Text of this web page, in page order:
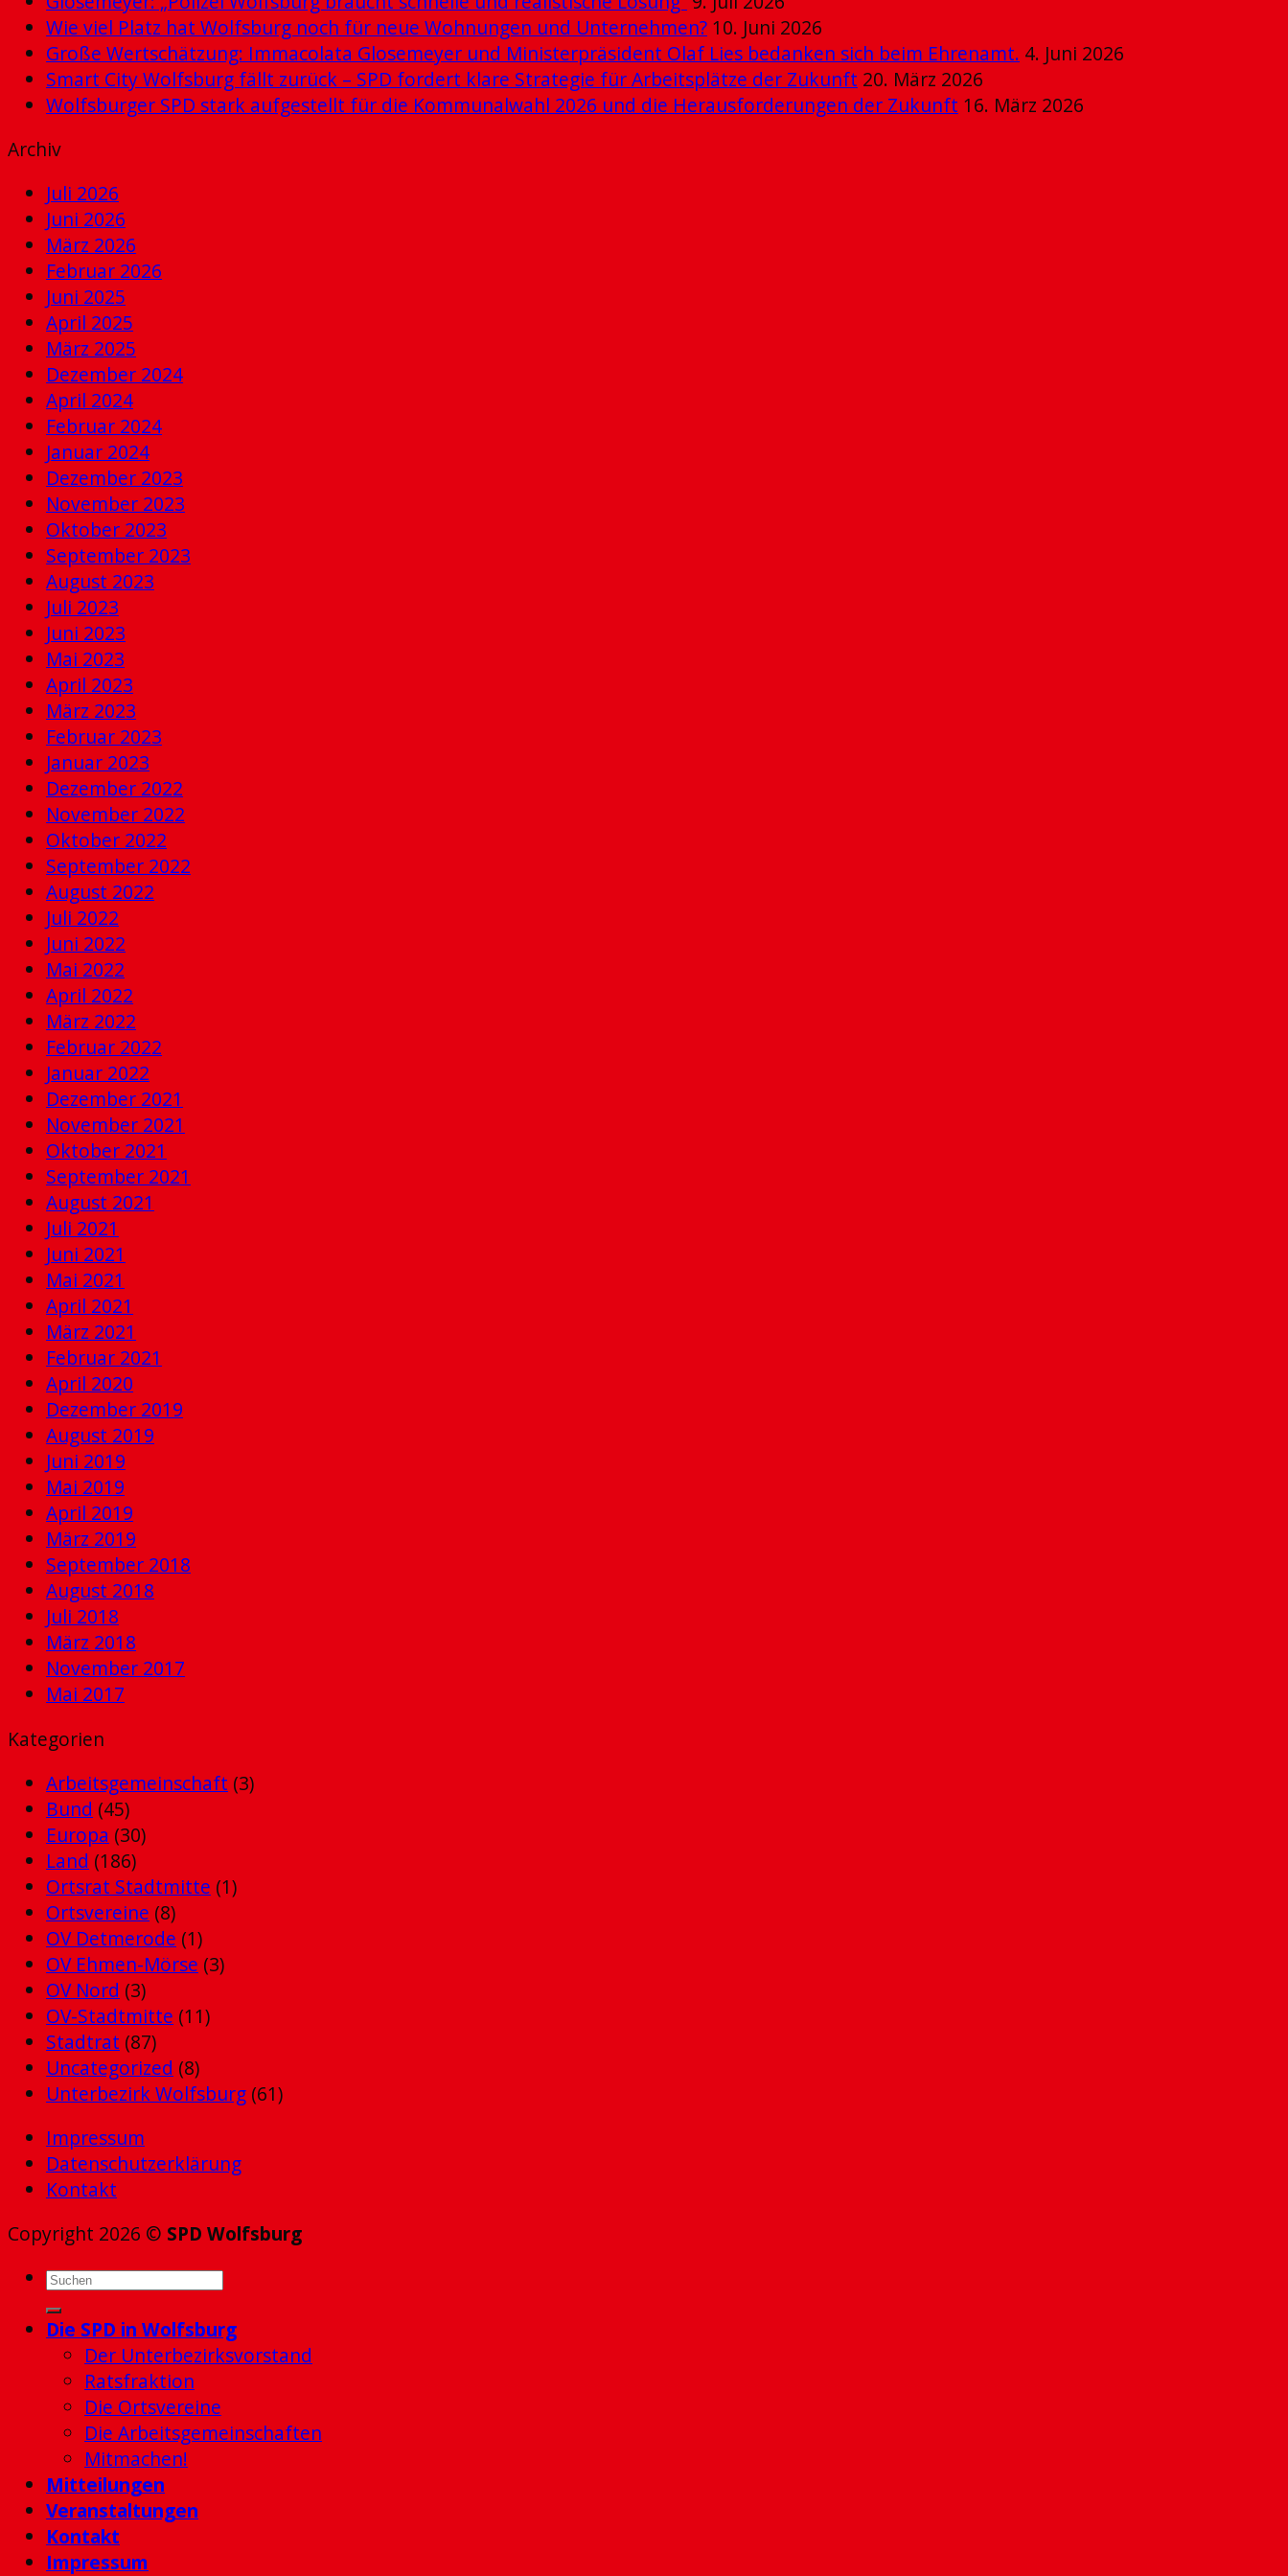
Wie viel Platz hat Wolfsburg noch für neue Wohnungen und Unternehmen? 10. Juni 2026
Große Wertschätzung: Immacolata Glosemeyer und Ministerpräsident Olaf Lies bedanken sich beim Ehrenamt. 4. Juni 2026
Smart City Wolfsburg fällt zurück – SPD fordert klare Strategie für Arbeitsplätze der Zukunft 20. März 2026
Wolfsburger SPD stark aufgestellt für die Kommunalwahl 2026 und die Herausforderungen der Zukunft 16. März 2026
Archiv
Juli 2026
Juni 2026
März 2026
Februar 2026
Juni 2025
April 2025
März 2025
Dezember 2024
April 2024
Februar 2024
Januar 2024
Dezember 2023
November 2023
Oktober 2023
September 2023
August 2023
Juli 2023
Juni 2023
Mai 2023
April 2023
März 2023
Februar 2023
Januar 2023
Dezember 2022
November 2022
Oktober 2022
September 2022
August 2022
Juli 2022
Juni 2022
Mai 2022
April 2022
März 2022
Februar 2022
Januar 2022
Dezember 2021
November 2021
Oktober 2021
September 2021
August 2021
Juli 2021
Juni 2021
Mai 2021
April 2021
März 2021
Februar 2021
April 2020
Dezember 2019
August 2019
Juni 2019
Mai 2019
April 2019
März 2019
September 2018
August 2018
Juli 2018
März 2018
November 2017
Mai 2017
Kategorien
Arbeitsgemeinschaft (3)
Bund (45)
Europa (30)
Land (186)
Ortsrat Stadtmitte (1)
Ortsvereine (8)
OV Detmerode (1)
OV Ehmen-Mörse (3)
OV Nord (3)
OV-Stadtmitte (11)
Stadtrat (87)
Uncategorized (8)
Unterbezirk Wolfsburg (61)
Impressum
Datenschutzerklärung
Kontakt
Copyright 2026 © SPD Wolfsburg
Die SPD in Wolfsburg
Der Unterbezirksvorstand
Ratsfraktion
Die Ortsvereine
Die Arbeitsgemeinschaften
Mitmachen!
Mitteilungen
Veranstaltungen
Kontakt
Impressum